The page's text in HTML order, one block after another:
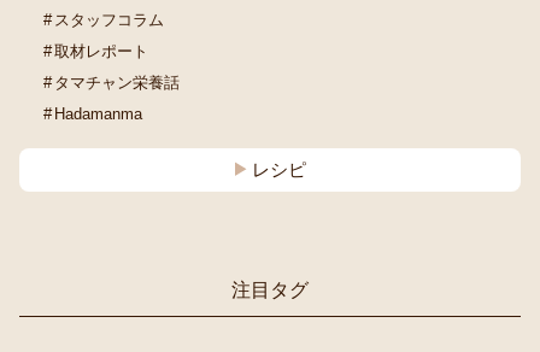
スタッフコラム
取材レポート
タマチャン栄養話
Hadamanma
レシピ
注目タグ